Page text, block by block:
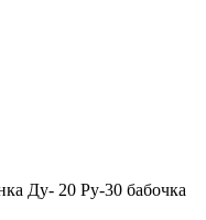
Ду- 20 Ру-30 бабочка